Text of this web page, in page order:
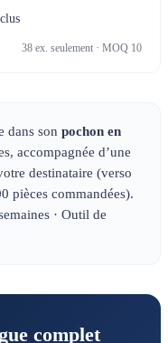
38 ex. seulement · MOQ 10
dans son pochon en
accompagnée d’une
destinataire (verso
pièces commandées).
· Outil de
complet